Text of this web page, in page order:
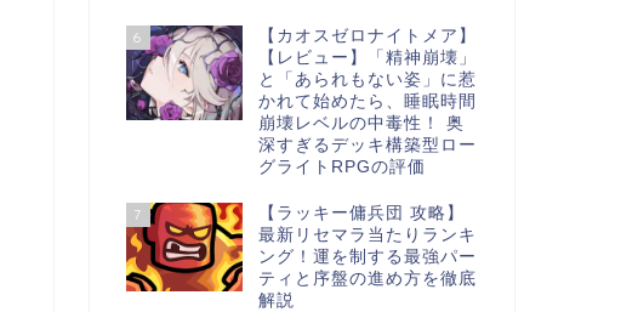
6
【カオスゼロナイトメア】
【レビュー】「精神崩壊」
と「あられもない姿」に惹
かれて始めたら、睡眠時間
崩壊レベルの中毒性！ 奥
深すぎるデッキ構築型ロー
グライトRPGの評価
7
【ラッキー傭兵団 攻略】
最新リセマラ当たりランキ
ング！運を制する最強パー
ティと序盤の進め方を徹底
解説